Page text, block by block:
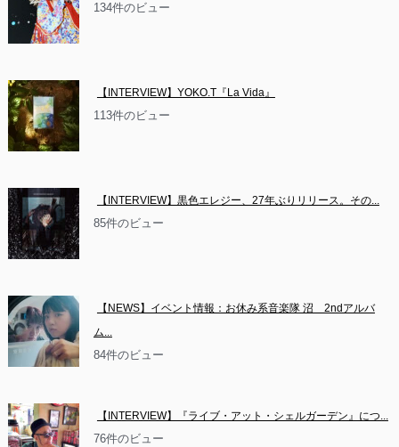
134件のビュー
【INTERVIEW】YOKO.T『La Vida』
113件のビュー
【INTERVIEW】黒色エレジー、27年ぶりリリース。その...
85件のビュー
【NEWS】イベント情報：お休み系音楽隊 沼　2ndアルバ
ム...
84件のビュー
【INTERVIEW】『ライブ・アット・シェルガーデン』につ...
76件のビュー